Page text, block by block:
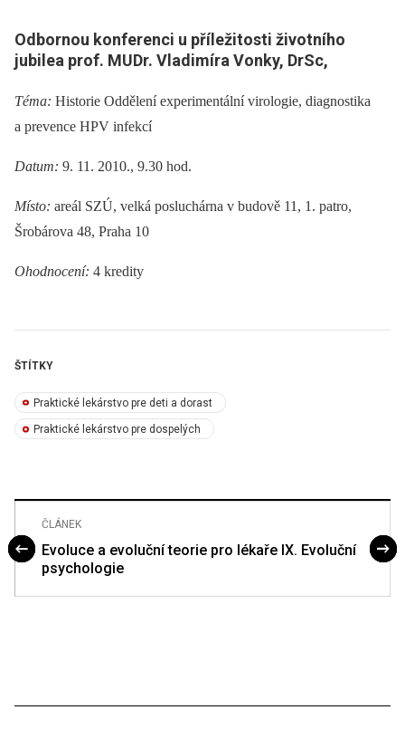
Odbornou konferenci u příležitosti životního
jubilea prof. MUDr. Vladimíra Vonky, DrSc,
Téma: Historie Oddělení experimentální virologie, diagnostika
a prevence HPV infekcí
Datum: 9. 11. 2010., 9.30 hod.
Místo: areál SZÚ, velká posluchárna v budově 11, 1. patro,
Šrobárova 48, Praha 10
Ohodnocení: 4 kredity
ŠTÍTKY
Praktické lekárstvo pre deti a dorast
Praktické lekárstvo pre dospelých
ČLÁNEK
Evoluce a evoluční teorie pro lékaře IX. Evoluční
psychologie